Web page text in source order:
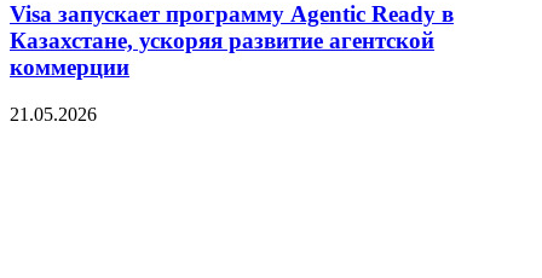
Visa запускает программу Agentic Ready в
Казахстане, ускоряя развитие агентской
коммерции
21.05.2026